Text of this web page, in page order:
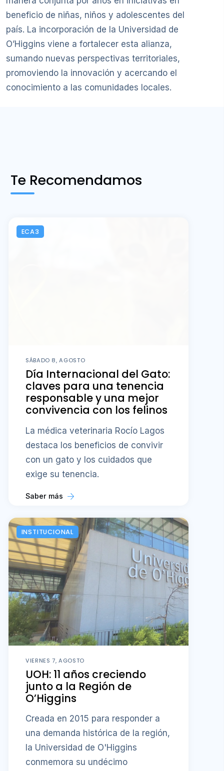
beneficio de niñas, niños y adolescentes del
país. La incorporación de la Universidad de
O’Higgins viene a fortalecer esta alianza,
sumando nuevas perspectivas territoriales,
promoviendo la innovación y acercando el
conocimiento a las comunidades locales.
Te Recomendamos
ECA3
SÁBADO 8, AGOSTO
Día Internacional del Gato:
claves para una tenencia
responsable y una mejor
convivencia con los felinos
La médica veterinaria Rocío Lagos
destaca los beneficios de convivir
con un gato y los cuidados que
exige su tenencia.
Saber más
INSTITUCIONAL
VIERNES 7, AGOSTO
UOH: 11 años creciendo
junto a la Región de
O’Higgins
Creada en 2015 para responder a
una demanda histórica de la región,
la Universidad de O'Higgins
conmemora su undécimo